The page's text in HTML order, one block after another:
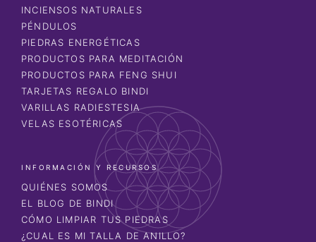
INCIENSOS NATURALES
PÉNDULOS
PIEDRAS ENERGÉTICAS
PRODUCTOS PARA MEDITACIÓN
PRODUCTOS PARA FENG SHUI
TARJETAS REGALO BINDI
VARILLAS RADIESTESIA
VELAS ESOTÉRICAS
INFORMACIÓN Y RECURSOS
QUIÉNES SOMOS
EL BLOG DE BINDI
CÓMO LIMPIAR TUS PIEDRAS
¿CUAL ES MI TALLA DE ANILLO?